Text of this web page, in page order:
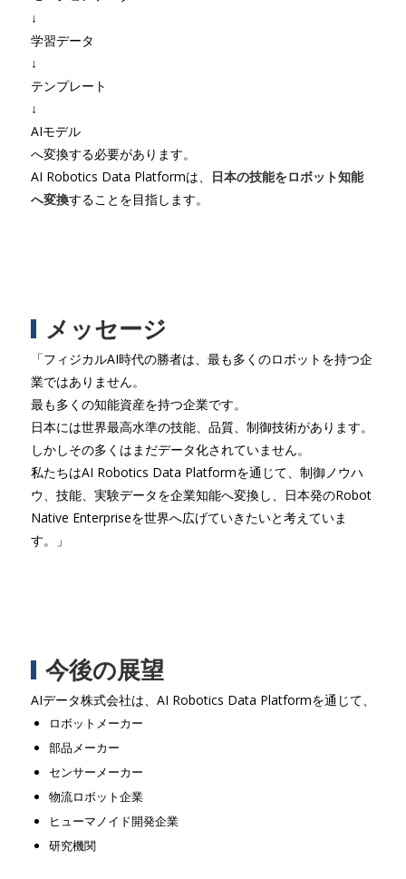
↓
学習データ
↓
テンプレート
↓
AIモデル
へ変換する必要があります。
AI Robotics Data Platformは、
日本の技能をロボット知能
へ変換することを目指します。
メッセージ
「フィジカルAI時代の勝者は、最も多くのロボットを持つ企
業ではありません。
最も多くの知能資産を持つ企業です。
日本には世界最高水準の技能、品質、制御技術があります。
しかしその多くはまだデータ化されていません。
私たちはAI Robotics Data Platformを通じて、制御ノウハ
ウ、技能、実験データを企業知能へ変換し、日本発のRobot
Native Enterpriseを世界へ広げていきたいと考えていま
す。」
今後の展望
AIデータ株式会社は、AI Robotics Data Platformを通じて、
ロボットメーカー
部品メーカー
センサーメーカー
物流ロボット企業
ヒューマノイド開発企業
研究機関